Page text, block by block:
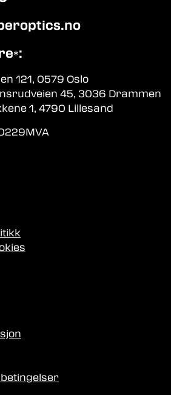
*:
121, 0579 Oslo
45, 3036 Drammen
1, 4790 Lillesand